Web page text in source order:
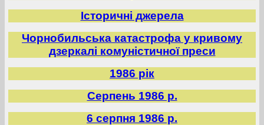
Історичні джерела
Чорнобильська катастрофа у кривому
дзеркалі комуністичної преси
1986 рік
Серпень 1986 р.
6 серпня 1986 р.